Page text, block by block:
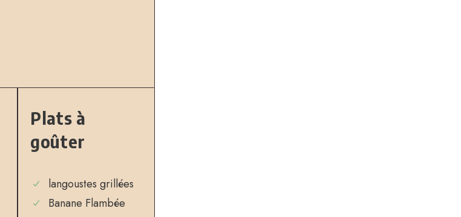
Plats à
goûter
langoustes grillées
Banane Flambée